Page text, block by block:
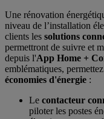
Une rénovation
niveau de l’installation
clients les solutions
permettront de suivre et
depuis l'App Home +
emblématiques,
économies d'énergie :
Le contacteur
piloter les postes